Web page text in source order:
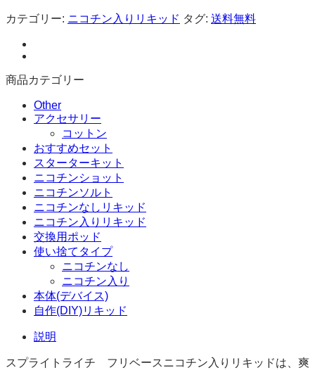
カテゴリー: ニコチン入りリキッド タグ: 送料無料
商品カテゴリー
Other
アクセサリー
コットン
おすすめセット
スターターキット
ニコチンショット
ニコチンソルト
ニコチンなしリキッド
ニコチン入りリキッド
交換用ポッド
使い捨てタイプ
ニコチンなし
ニコチン入り
本体(デバイス)
自作(DIY)リキッド
説明
スプライトライチ フリベースニコチン入りリキッドは、爽